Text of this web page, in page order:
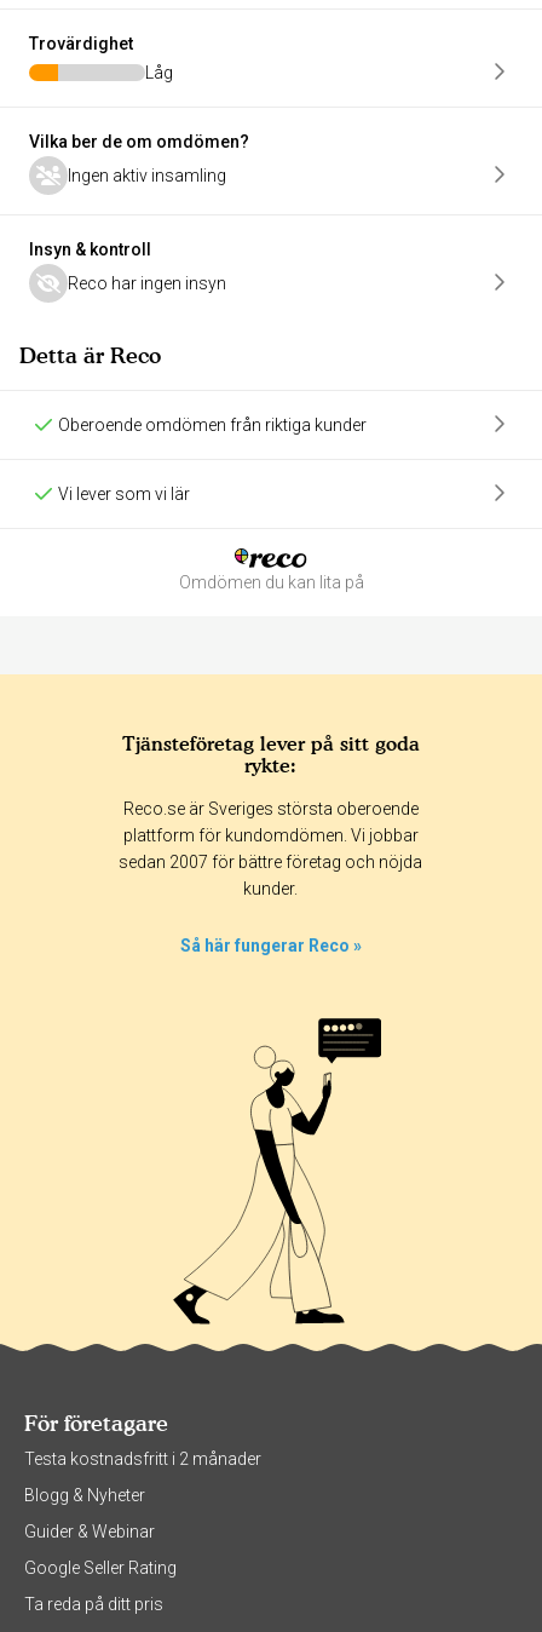
Trovärdighet
Låg
Vilka ber de om omdömen?
Ingen aktiv insamling
Insyn & kontroll
Reco har ingen insyn
Detta är Reco
Oberoende omdömen från riktiga kunder
Vi lever som vi lär
Omdömen du kan lita på
Betyg & tidpunkt:
365 dagar 90 dagar
30 dagar
Tjänsteföretag lever på sitt goda
rykte:
Reco.se är Sveriges största oberoende
plattform för kundomdömen. Vi jobbar
sedan 2007 för bättre företag och nöjda
kunder.
Så här fungerar Reco »
För företagare
Testa kostnadsfritt i 2 månader
Blogg & Nyheter
Guider & Webinar
Google Seller Rating
Ta reda på ditt pris